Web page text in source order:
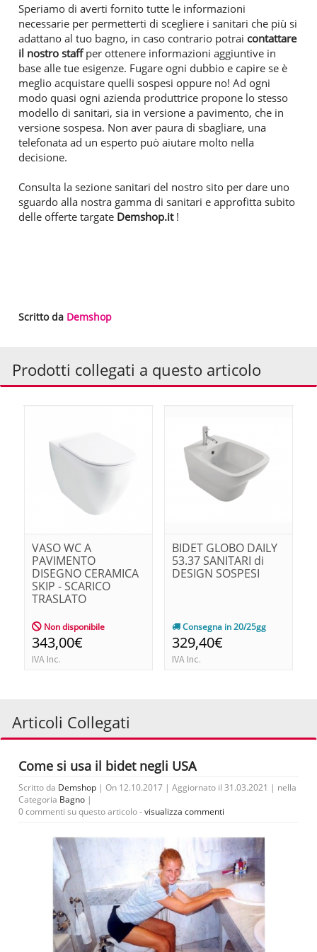
Speriamo di averti fornito tutte le informazioni
necessarie per permetterti di scegliere i sanitari che più si
adattano al tuo bagno, in caso contrario potrai contattare
il nostro staffper ottenere informazioni aggiuntive in
base alle tue esigenze. Fugare ogni dubbio e capire se è
meglio acquistare quelli sospesi oppure no! Ad ogni
modo quasi ogni azienda produttrice propone lo stesso
modello di sanitari, sia in versione a pavimento, che in
versione sospesa. Non aver paura di sbagliare, una
telefonata ad un esperto può aiutare molto nella
decisione.
Consulta la sezione sanitari del nostro sito per dare uno
sguardo alla nostra gamma di sanitari e approfitta subito
delle offerte targate Demshop.it !
Scritto da Demshop
Prodotti collegati a questo articolo
VASO WC A
PAVIMENTO
DISEGNO CERAMICA
SKIP - SCARICO
TRASLATO
Non disponibile
343,00€
IVA Inc.
BIDET GLOBO DAILY
53.37 SANITARI di
DESIGN SOSPESI
Consegna in 20/25gg
329,40€
IVA Inc.
Articoli Collegati
Come si usa il bidet negli USA
Scritto da Demshop | On 12.10.2017 | Aggiornato il 31.03.2021 | nella
Categoria Bagno |
0 commenti su questo articolo -visualizza commenti